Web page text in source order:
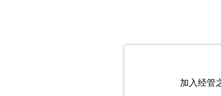
加入经管